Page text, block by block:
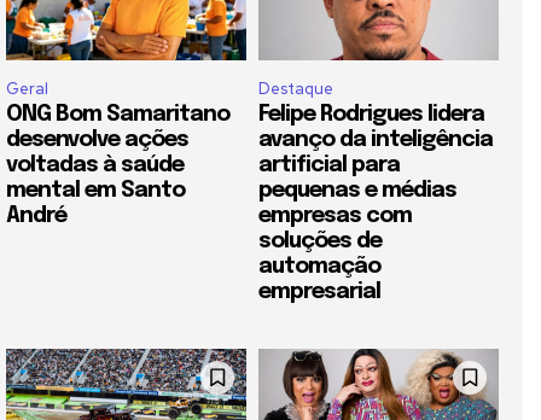
Geral
ONG Bom Samaritano
desenvolve ações
voltadas à saúde
mental em Santo
André
Destaque
Felipe Rodrigues lidera
avanço da inteligência
artificial para
pequenas e médias
empresas com
soluções de
automação
empresarial